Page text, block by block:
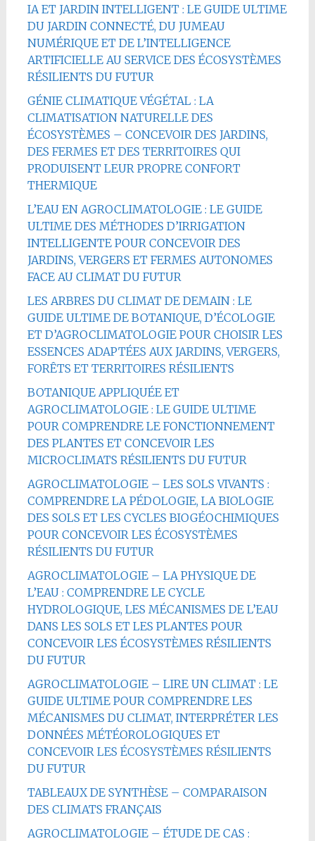
IA ET JARDIN INTELLIGENT : LE GUIDE ULTIME
DU JARDIN CONNECTÉ, DU JUMEAU
NUMÉRIQUE ET DE L’INTELLIGENCE
ARTIFICIELLE AU SERVICE DES ÉCOSYSTÈMES
RÉSILIENTS DU FUTUR
GÉNIE CLIMATIQUE VÉGÉTAL : LA
CLIMATISATION NATURELLE DES
ÉCOSYSTÈMES – CONCEVOIR DES JARDINS,
DES FERMES ET DES TERRITOIRES QUI
PRODUISENT LEUR PROPRE CONFORT
THERMIQUE
L’EAU EN AGROCLIMATOLOGIE : LE GUIDE
ULTIME DES MÉTHODES D’IRRIGATION
INTELLIGENTE POUR CONCEVOIR DES
JARDINS, VERGERS ET FERMES AUTONOMES
FACE AU CLIMAT DU FUTUR
LES ARBRES DU CLIMAT DE DEMAIN : LE
GUIDE ULTIME DE BOTANIQUE, D’ÉCOLOGIE
ET D’AGROCLIMATOLOGIE POUR CHOISIR LES
ESSENCES ADAPTÉES AUX JARDINS, VERGERS,
FORÊTS ET TERRITOIRES RÉSILIENTS
BOTANIQUE APPLIQUÉE ET
AGROCLIMATOLOGIE : LE GUIDE ULTIME
POUR COMPRENDRE LE FONCTIONNEMENT
DES PLANTES ET CONCEVOIR LES
MICROCLIMATS RÉSILIENTS DU FUTUR
AGROCLIMATOLOGIE – LES SOLS VIVANTS :
COMPRENDRE LA PÉDOLOGIE, LA BIOLOGIE
DES SOLS ET LES CYCLES BIOGÉOCHIMIQUES
POUR CONCEVOIR LES ÉCOSYSTÈMES
RÉSILIENTS DU FUTUR
AGROCLIMATOLOGIE – LA PHYSIQUE DE
L’EAU : COMPRENDRE LE CYCLE
HYDROLOGIQUE, LES MÉCANISMES DE L’EAU
DANS LES SOLS ET LES PLANTES POUR
CONCEVOIR LES ÉCOSYSTÈMES RÉSILIENTS
DU FUTUR
AGROCLIMATOLOGIE – LIRE UN CLIMAT : LE
GUIDE ULTIME POUR COMPRENDRE LES
MÉCANISMES DU CLIMAT, INTERPRÉTER LES
DONNÉES MÉTÉOROLOGIQUES ET
CONCEVOIR LES ÉCOSYSTÈMES RÉSILIENTS
DU FUTUR
TABLEAUX DE SYNTHÈSE – COMPARAISON
DES CLIMATS FRANÇAIS
AGROCLIMATOLOGIE – ÉTUDE DE CAS :